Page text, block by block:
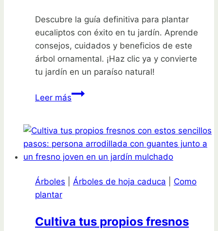
paraíso
verde
Descubre la guía definitiva para plantar
eucaliptos con éxito en tu jardín. Aprende
consejos, cuidados y beneficios de este
árbol ornamental. ¡Haz clic ya y convierte
tu jardín en un paraíso natural!
Leer másGuía
plantar
eucaliptos
con
en
Árboles Árboles de hoja caduca
Como
plantar
Cultiva tus propios fresnos